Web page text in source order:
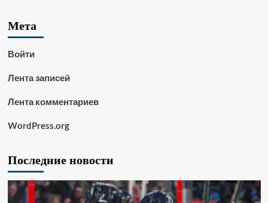
Мета
Войти
Лента записей
Лента комментариев
WordPress.org
Последние новости